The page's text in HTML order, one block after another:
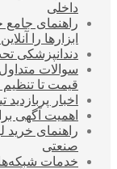
داخلی
راهنمای جامع
ابزارها را
دندانپزشکی
سوالات
قیمت تا
اخبار پربازدید
اهمیت آگهی
راهنمای خرید
صنعتی